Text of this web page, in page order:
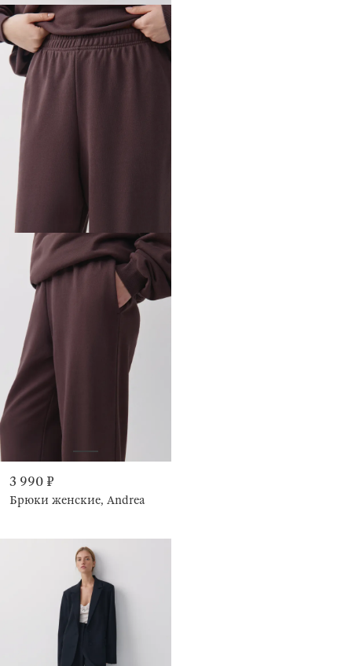
3 990 ₽
Брюки женские, Andrea